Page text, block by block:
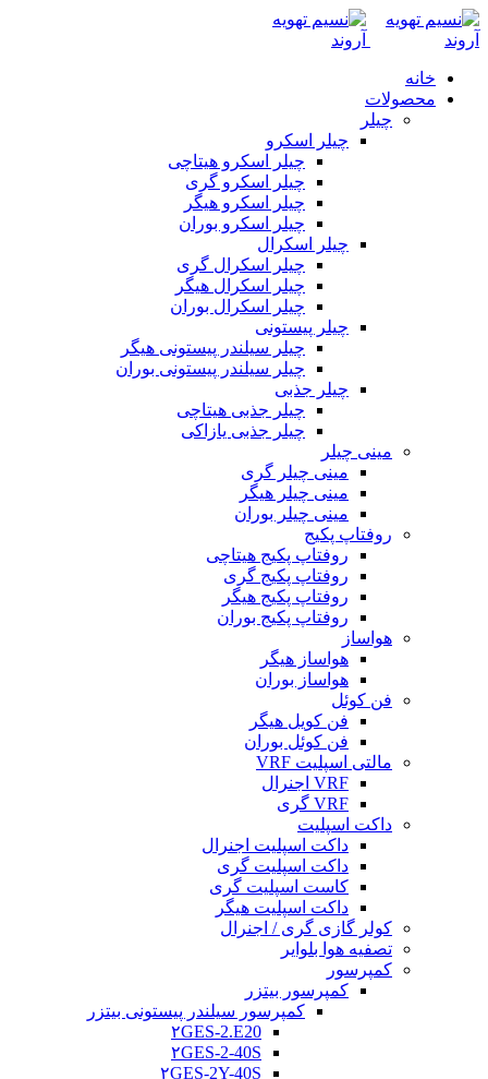
خانه
محصولات
چیلر
چیلر اسکرو
چیلر اسکرو هیتاچی
چیلر اسکرو گری
چیلر اسکرو هیگر
چیلر اسکرو بوران
چیلر اسکرال
چیلر اسکرال گری
چیلر اسکرال هیگر
چیلر اسکرال بوران
چیلر پیستونی
چیلر سیلندر پیستونی هیگر
چیلر سیلندر پیستونی بوران
چیلر جذبی
چیلر جذبی هیتاچی
چیلر جذبی یازاکی
مینی چیلر
مینی چیلر گری
مینی چیلر هیگر
مینی چیلر بوران
روفتاپ پکیج
روفتاپ پکیج هیتاچی
روفتاپ پکیج گری
روفتاپ پکیج هیگر
روفتاپ پکیج بوران
هواساز
هواساز هیگر
هواساز بوران
فن کوئل
فن کویل هیگر
فن کوئل بوران
مالتی اسپلیت VRF
VRF اجنرال
VRF گری
داکت اسپلیت
داکت اسپلیت اجنرال
داکت اسپلیت گری
کاست اسپلیت گری
داکت اسپلیت هیگر
کولر گازی گری / اجنرال
تصفیه هوا بلوایر
کمپرسور
کمپرسور بیتزر
کمپرسور سیلندر پیستونی بیتزر
۲GES-2.E20
۲GES-2-40S
۲GES-2Y-40S